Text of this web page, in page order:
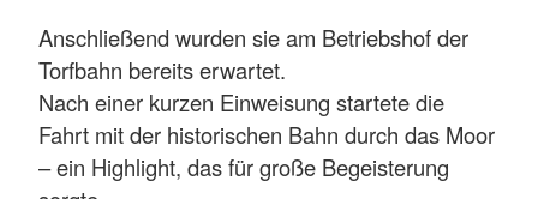
Anschließend wurden sie am Betriebshof der
Torfbahn bereits erwartet.
Nach einer kurzen Einweisung startete die
Fahrt mit der historischen Bahn durch das Moor
– ein Highlight, das für große Begeisterung